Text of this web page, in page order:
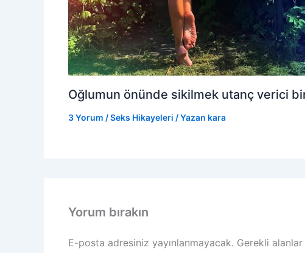
Oğlumun önünde sikilmek utanç verici
3 Yorum /Seks Hikayeleri / Yazan kara
Yorum bırakın
E-posta adresiniz yayınlanmayacak. Gerekli alanlar